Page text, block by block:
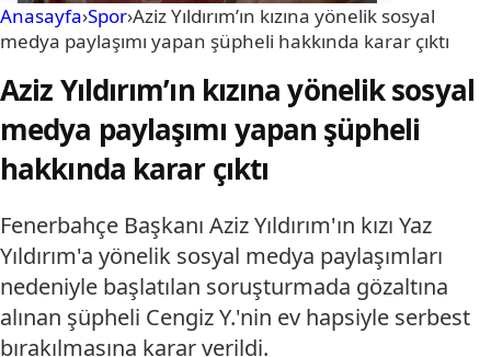
Anasayfa›Spor›Aziz Yıldırım’ın kızına yönelik sosyal
medya paylaşımı yapan şüpheli hakkında karar çıktı
Aziz Yıldırım’ın kızına yönelik sosyal
medya paylaşımı yapan şüpheli
hakkında karar çıktı
Fenerbahçe Başkanı Aziz Yıldırım'ın kızı Yaz
Yıldırım'a yönelik sosyal medya paylaşımları
nedeniyle başlatılan soruşturmada gözaltına
alınan şüpheli Cengiz Y.'nin ev hapsiyle serbest
bırakılmasına karar verildi.